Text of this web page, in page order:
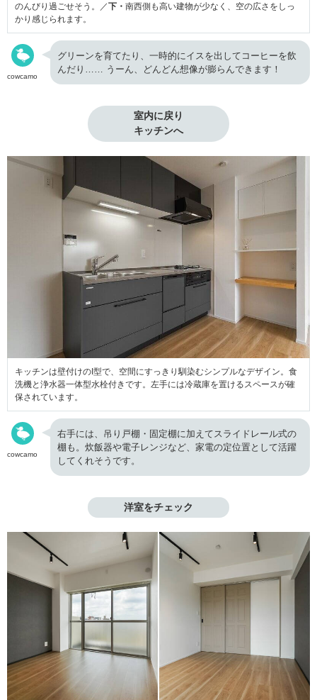
のんびり過ごせそう。／下・ 南西側も高い建物が少なく、空の広さをしっ
かり感じられます。
cowcamo
グリーンを育てたり、一時的にイスを出してコーヒーを飲
んだり…… うーん、どんどん想像が膨らんできます！
室内に戻り
キッチンへ
キッチンは壁付けのI型で、空間にすっきり馴染むシンプルなデザイン。食
洗機と浄水器一体型水栓付きです。左手には冷蔵庫を置けるスペースが確
保されています。
cowcamo
右手には、吊り戸棚・固定棚に加えてスライドレール式の
棚も。炊飯器や電子レンジなど、家電の定位置として活躍
してくれそうです。
洋室をチェック